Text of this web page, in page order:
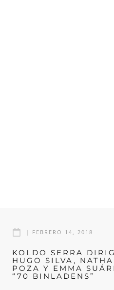
| FEBRERO 14, 2018
KOLDO SERRA
HUGO SILVA,
POZA Y EMMA
“70 BINLADENS”